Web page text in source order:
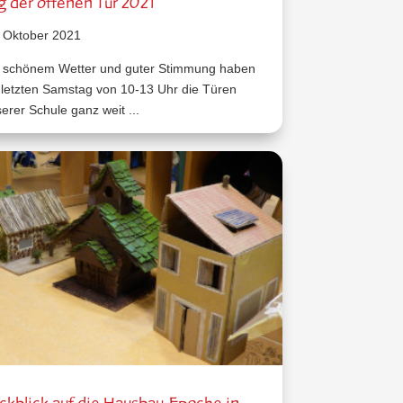
2021
schönem Wetter und guter Stimmung haben
Samstag von 10-13 Uhr die Türen
Schule ganz weit ...